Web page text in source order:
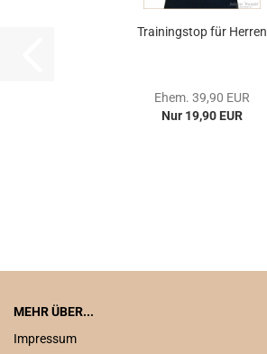
Trainingstop für Herren
Ehem. 39,90 EUR
Nur 19,90 EUR
MEHR ÜBER...
Impressum